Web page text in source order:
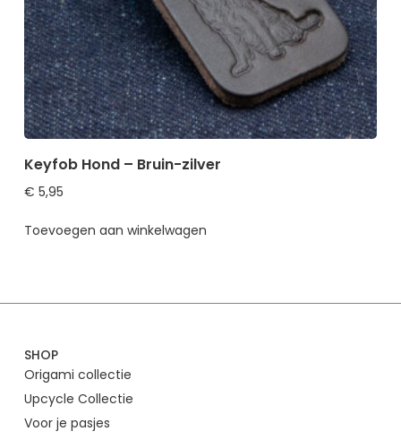
Keyfob Hond – Bruin-zilver
€ 5,95
Toevoegen aan winkelwagen
SHOP
Origami collectie
Upcycle Collectie
Voor je pasjes